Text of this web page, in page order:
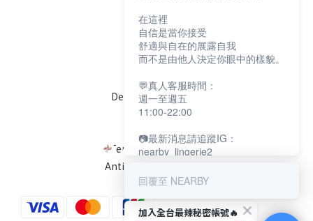
Help
FAQ
Delivery & Shipping
Payment
Return Policy
Terms & Conditions
Anti-Fraud Statement
加入全台最辣秘密帳號🔥
在這裡
自信是當你接受
舒適與自在的展露自我
而不是由他人決定你眼中的樣貌。
💬真人客服時間：
週一至週五
11:00-22:00
📷最新消息請追蹤IG：
nearby_lingerie2
回覆至 NEARBY